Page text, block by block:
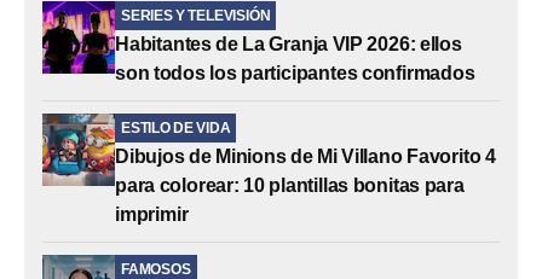
SERIES Y TELEVISIÓN
Habitantes de La Granja VIP 2026: ellos
son todos los participantes confirmados
ESTILO DE VIDA
Dibujos de Minions de Mi Villano Favorito 4
para colorear: 10 plantillas bonitas para
imprimir
FAMOSOS